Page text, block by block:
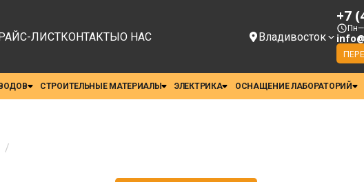
ЛИСТКОНТАКТЫО НАС Владивосток
+7
СТРОИТЕЛЬНЫЕ МАТЕРИАЛЫ ЭЛЕКТРИКА ОСНАЩЕНИЕ ЛАБОРАТОРИЙ
/